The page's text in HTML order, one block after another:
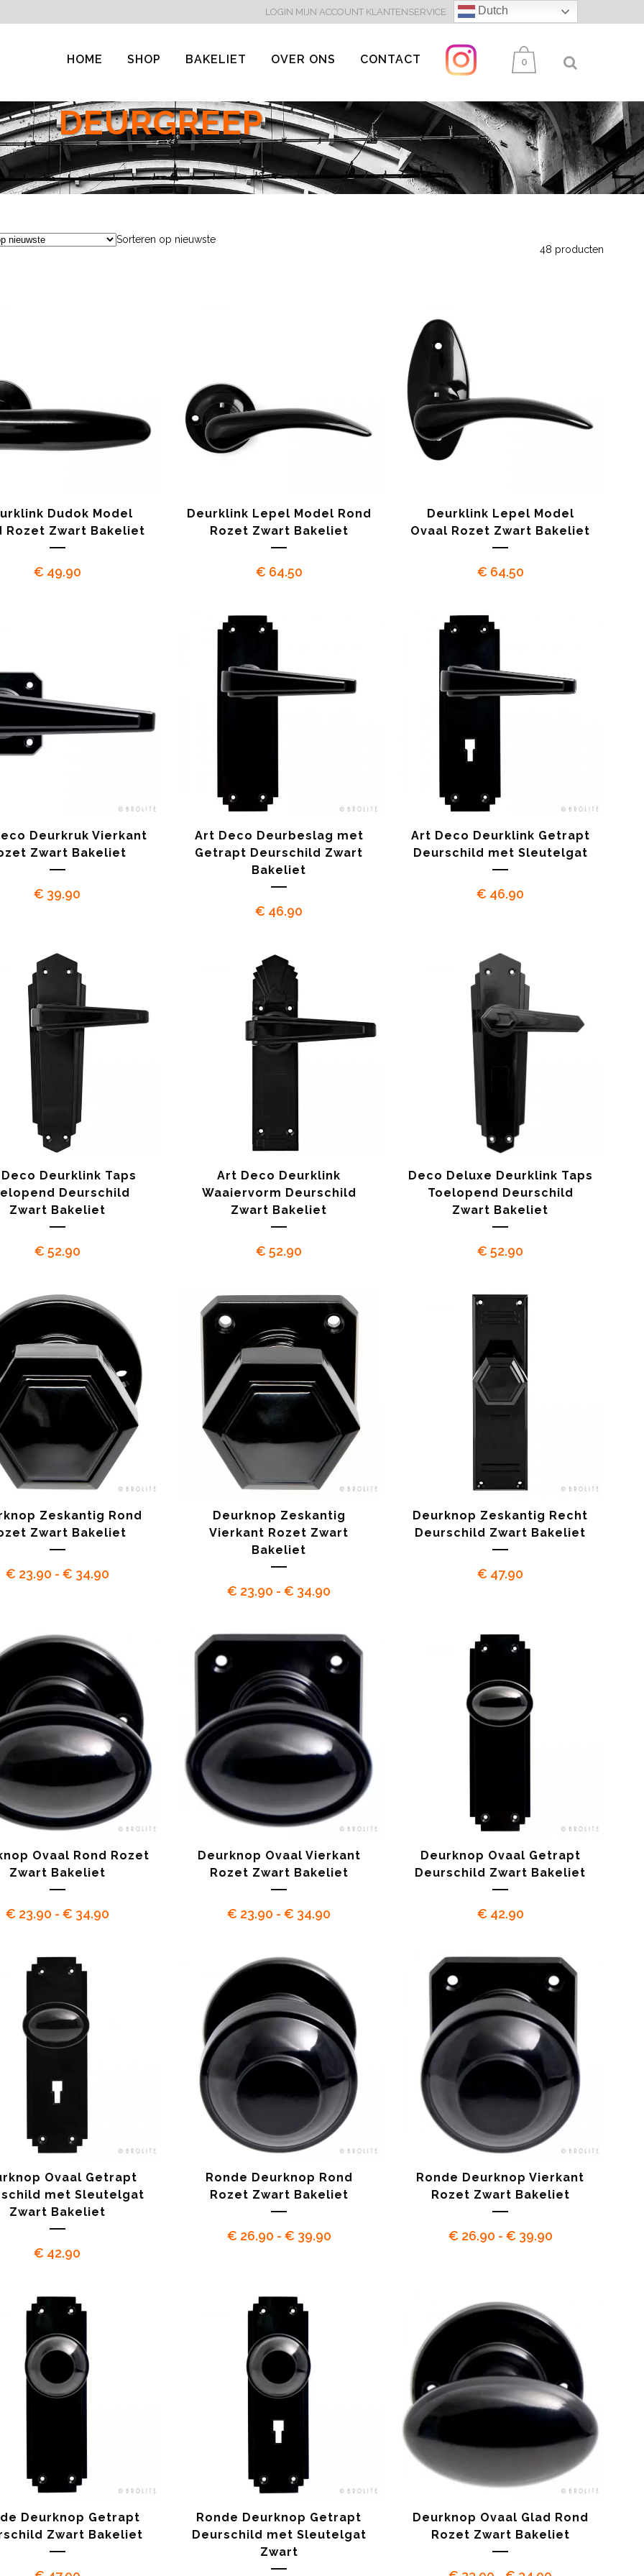
LOGIN MIJN ACCOUNT KLANTENSERVICE Dutch
0
HOME SHOP BAKELIET OVER ONS CONTACT
DEURGREEP
48 producten
Sorteren op nieuwste
Dudok Model
Rozet Zwart Bakeliet
€ 49.90
Deurklink Lepel Model Rond
Rozet Zwart Bakeliet
€ 64.50
Deurklink Lepel Model
Ovaal Rozet Zwart Bakeliet
€ 64.50
Deurkruk Vierkant
Zwart Bakeliet
€ 39.90
Art Deco Deurbeslag met
Getrapt Deurschild Zwart
Bakeliet
€ 46.90
Art Deco Deurklink Getrapt
Deurschild met Sleutelgat
€ 46.90
Deurklink Taps
Deurschild
Zwart Bakeliet
€ 52.90
Art Deco Deurklink
Waaiervorm Deurschild
Zwart Bakeliet
€ 52.90
Deco Deluxe Deurklink Taps
Toelopend Deurschild
Zwart Bakeliet
€ 52.90
Zeskantig Rond
Zwart Bakeliet
€ 23.90 - € 34.90Prijsklasse:
Deurknop Zeskantig
Vierkant Rozet Zwart
Bakeliet
€ 23.90 - € 34.90
€ 34.90
Deurknop Zeskantig Recht
Deurschild Zwart Bakeliet
€ 47.90
Ovaal Rond Rozet
Zwart Bakeliet
€ 23.90 - € 34.90Prijsklasse:
Deurknop Ovaal Vierkant
Rozet Zwart Bakeliet
€ 23.90 - € 34.90
Deurknop Ovaal Getrapt
Deurschild Zwart Bakeliet
€ 42.90
Ovaal Getrapt
met Sleutelgat
Zwart Bakeliet
€ 42.90
Ronde Deurknop Rond
Rozet Zwart Bakeliet
€ 26.90 - € 39.90Prijsklasse:
Ronde Deurknop Vierkant
Rozet Zwart Bakeliet
€ 26.90 - € 39.90Prijsklasse:
Deurknop Getrapt
Zwart Bakeliet
Ronde Deurknop Getrapt
Deurschild met Sleutelgat
Zwart
Deurknop Ovaal Glad Rond
Rozet Zwart Bakeliet